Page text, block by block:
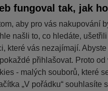
fungoval tak, jak
aby pro vás nakupování
našli to, co hledáte,
které vás nezajímají.
přihlašovat. Proto
- malých souborů, které
„V pořádku“